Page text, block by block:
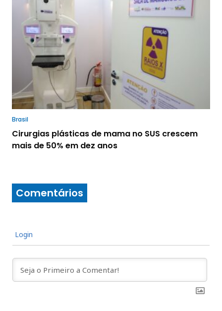
Brasil
Cirurgias plásticas de mama no SUS crescem
mais de 50% em dez anos
Comentários
Login